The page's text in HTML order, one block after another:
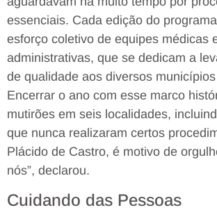
essenciais. Cada edição do
esforço coletivo de equipes médicas
administrativas, que se dedicam a
de qualidade aos diversos
Encerrar o ano com esse marco
mutirões em seis localidades,
que nunca realizaram certos
Plácido de Castro, é motivo de
nós”, declarou.
Cuidando das Pessoas